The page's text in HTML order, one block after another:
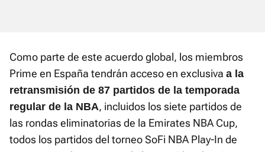
Como parte de este acuerdo global, los miembros
Prime en España tendrán acceso en exclusiva a la
retransmisión de 87 partidos de la temporada
regular de la NBA, incluidos los siete partidos de
las rondas eliminatorias de la Emirates NBA Cup,
todos los partidos del torneo SoFi NBA Play-In de